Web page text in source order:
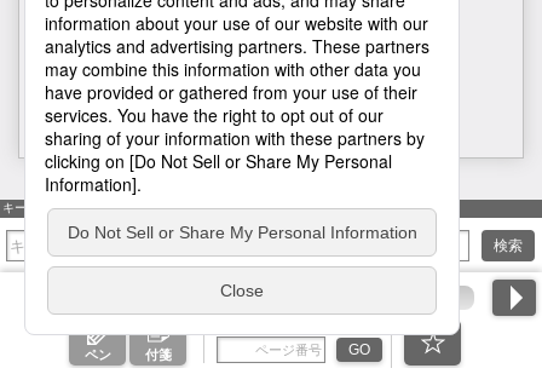
H1
キーワード検索
検索
ペン 付箋 GO